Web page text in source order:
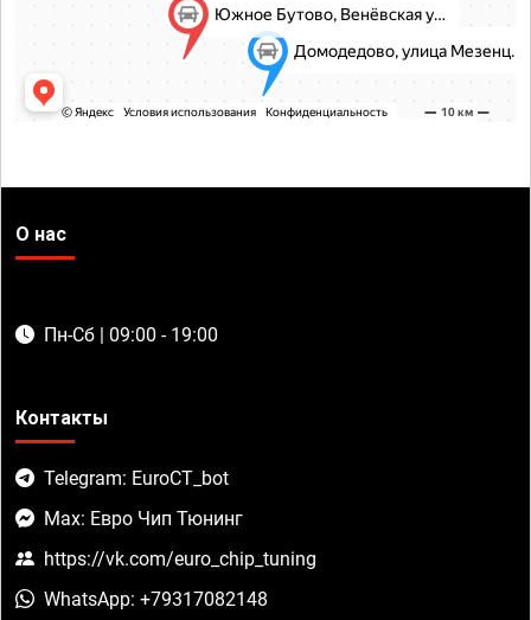
О нас
Пн-Сб | 09:00 - 19:00
Контакты
Telegram: EuroCT_bot
Max: Евро Чип Тюнинг
https://vk.com/euro_chip_tuning
WhatsApp: +79317082148